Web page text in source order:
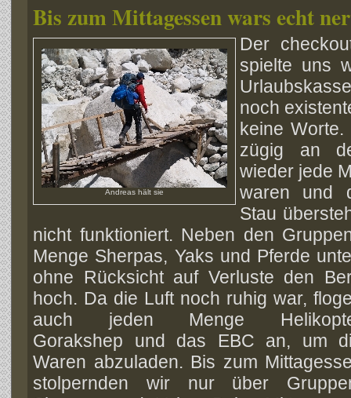
Bis zum Mittagessen wars echt
Der
Andreas hält sie
spielte uns
noch
keine
zügig an
wieder jede
waren und
Stau
nicht funktioniert. Neben den
Menge Sherpas, Yaks und Pferde
ohne Rücksicht auf Verluste den
hoch. Da die Luft noch ruhig war,
auch jeden Menge
Gorakshep und das EBC an, um
Waren abzuladen. Bis zum
stolpernden wir nur über